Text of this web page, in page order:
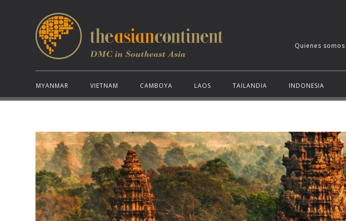
Quienes somos
MYANMAR VIETNAM CAMBOYA LAOS TAILANDIA INDONESIA